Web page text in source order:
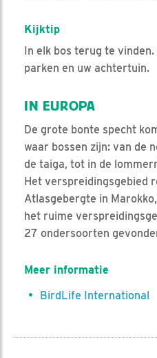
Kijktip
In elk bos terug te
parken en uw achtertuin.
IN EUROPA
De grote bonte specht
waar bossen zijn: van de
de taiga, tot in de
Het verspreidingsgebied
Atlasgebergte in
het ruime
27 ondersoorten
Meer informatie
BirdLife International